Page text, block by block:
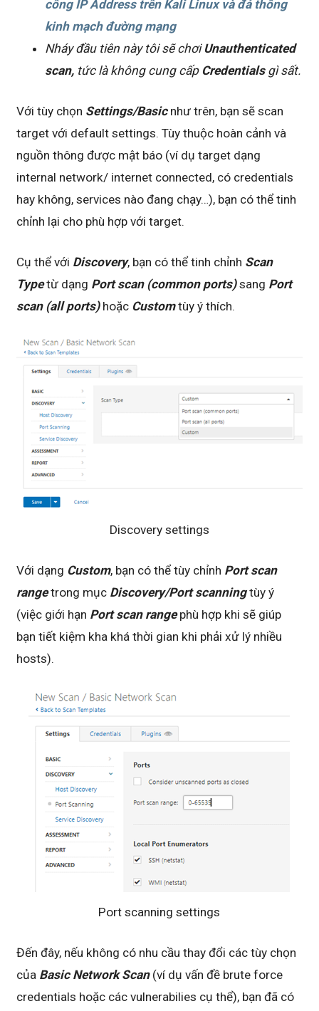
công IP Address trên Kali Linux và đả thông
kinh mạch đường mạng
Nháy đầu tiên này tôi sẽ chơi Unauthenticated
scan, tức là không cung cấp Credentialsgì sất.
Với tùy chọn Settings/Basicnhư trên, bạn sẽ scan
target với default settings. Tùy thuộc hoàn cảnh và
nguồn thông được mật báo (ví dụ target dạng
internal network/ internet connected, có credentials
hay không, services nào đang chạy…), bạn có thể tinh
chỉnh lại cho phù hợp với target.
Cụ thể với Discovery, bạn có thể tinh chỉnh Scan
Typetừ dạng Port scan (common ports)sang Port
scan (all ports)hoặc Customtùy ý thích.
Discovery settings
Với dạng Custom, bạn có thể tùy chỉnh Port scan
rangetrong mục Discovery/Port scanningtùy ý
(việc giới hạn Port scan rangephù hợp khi sẽ giúp
bạn tiết kiệm kha khá thời gian khi phải xử lý nhiều
hosts).
Port scanning settings
Đến đây, nếu không có nhu cầu thay đổi các tùy chọn
của Basic Network Scan(ví dụ vấn đề brute force
credentials hoặc các vulnerabilies cụ thể), bạn đã có